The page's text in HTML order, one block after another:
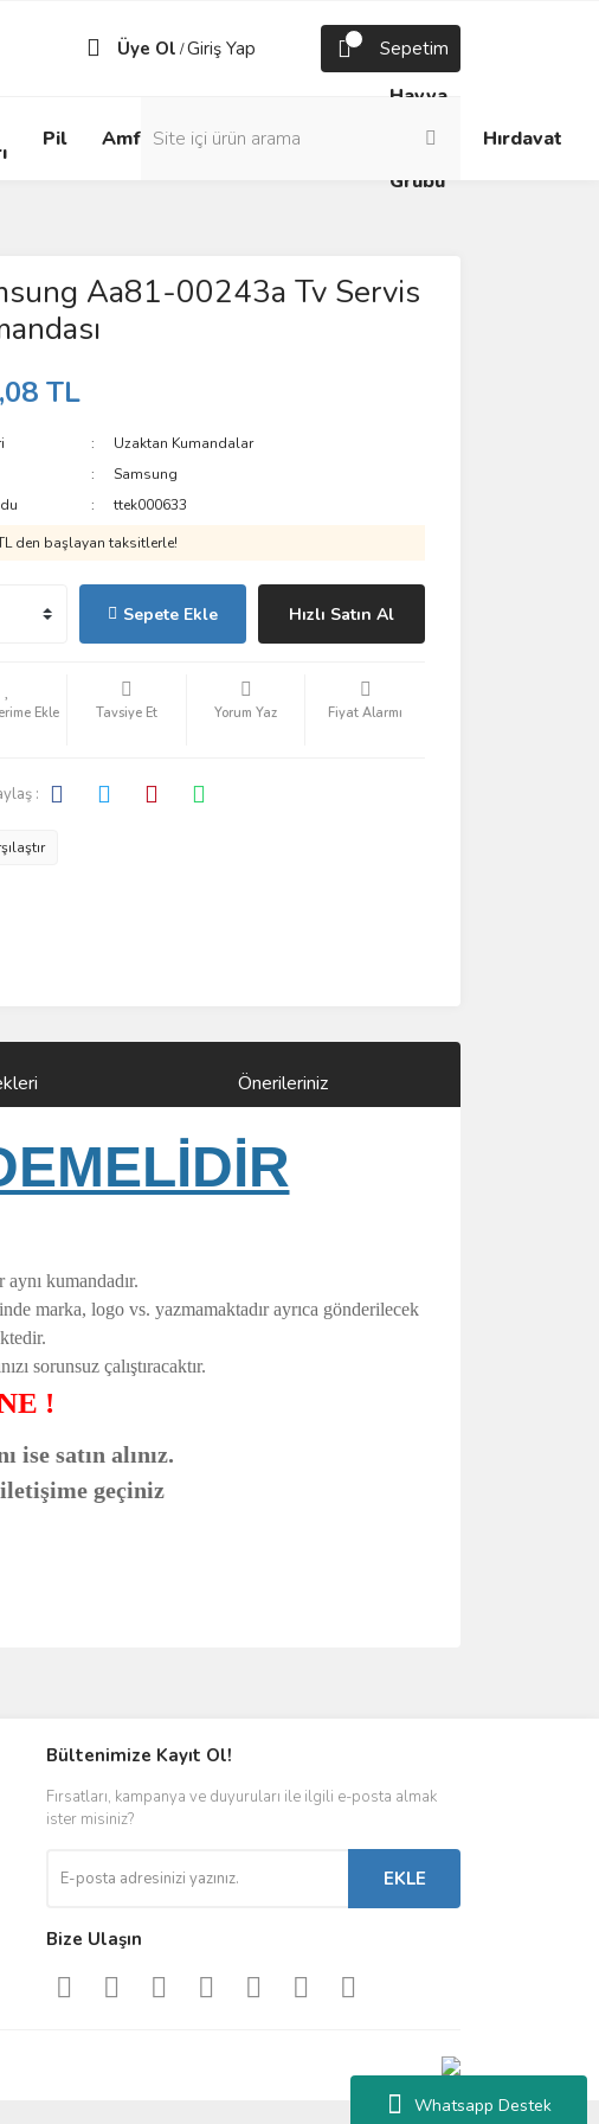
Whatsapp Destek
Üye Ol /Giriş Yap Sepetim
Pil Amfi
Box
Prizler
Havya
Lehim
Grubu
Hırdavat
Aa81-00243a Tv Servis
TL
Uzaktan Kumandalar
Samsung
ttek000633
den başlayan taksitlerle!
Sepete Ekle Hızlı Satın Al
Tavsiye Et Yorum Yaz Fiyat Alarmı
:
Önerileriniz
kumandadır.
marka, logo vs. yazmamaktadır ayrıca gönderilecek
sorunsuz çalıştıracaktır.
!
satın alınız.
iletişime geçiniz
Bültenimize Kayıt Ol!
Fırsatları, kampanya ve duyuruları ile ilgili e-posta almak
ister misiniz?
EKLE
Bize Ulaşın